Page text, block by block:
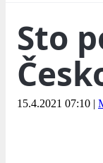
Sto
15.4.2021 07:10 |